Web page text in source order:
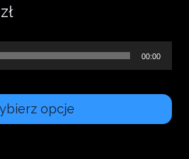
złZakres
cen:
od
18.00 zł
do
00:00
opcje